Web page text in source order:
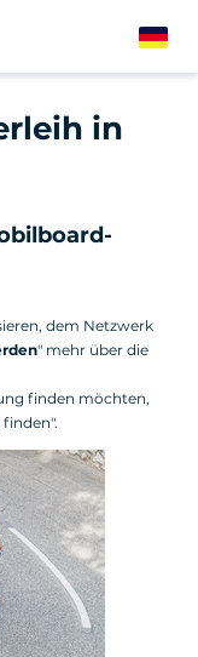
German
in
dem Netzwerk
" mehr über die
finden möchten,
finden".